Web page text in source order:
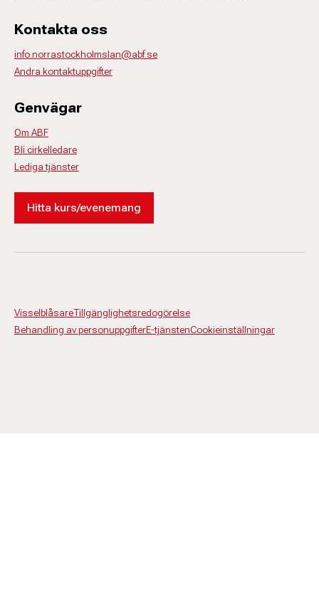
Kontakta oss
info.norrastockholmslan@abf.se
Andra kontaktuppgifter
Genvägar
Om ABF
Bli cirkelledare
Lediga tjänster
Hitta kurs/evenemang
VisselblåsareTillgänglighetsredogörelse
Behandling av personuppgifterE-tjänstenCookieinställningar